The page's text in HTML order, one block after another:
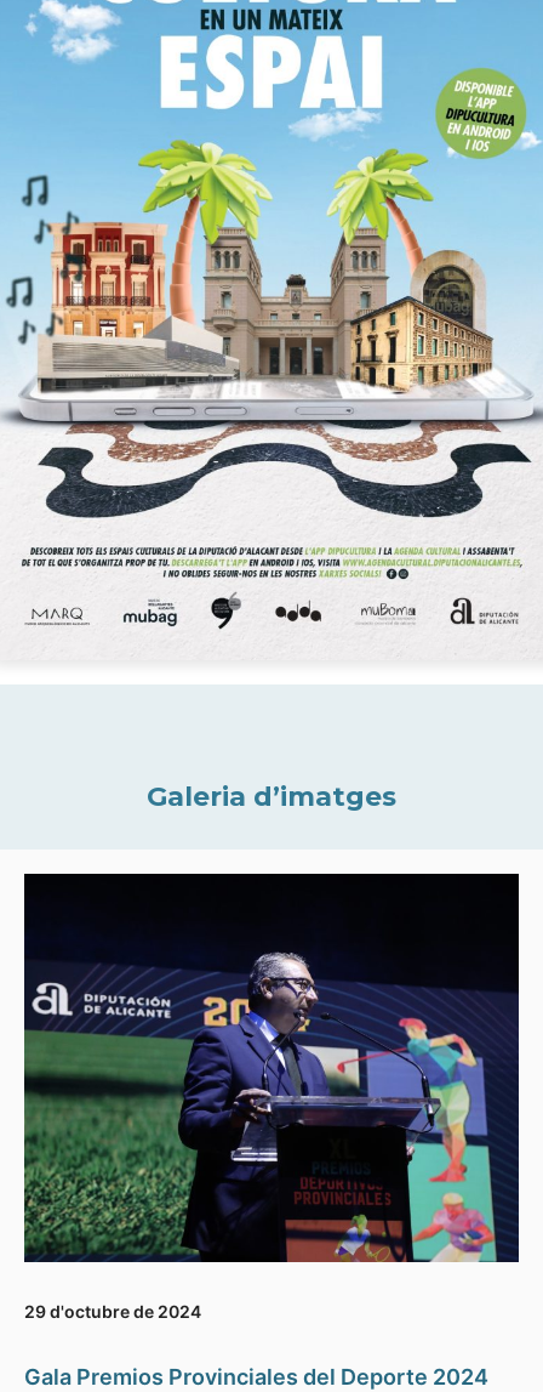
Galeria d’imatges
29 d'octubre de 2024
Gala Premios Provinciales del Deporte 2024